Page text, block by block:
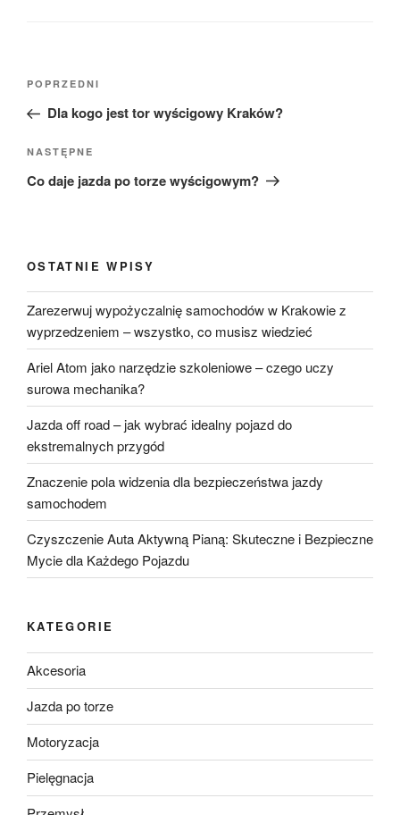
Nawigacja
Poprzedni
wpis
POPRZEDNI
Dla kogo jest tor wyścigowy Kraków?
Następny
wpis
NASTĘPNE
Co daje jazda po torze wyścigowym?
OSTATNIE WPISY
Zarezerwuj wypożyczalnię samochodów w Krakowie z
wyprzedzeniem – wszystko, co musisz wiedzieć
Ariel Atom jako narzędzie szkoleniowe – czego uczy
surowa mechanika?
Jazda off road – jak wybrać idealny pojazd do
ekstremalnych przygód
Znaczenie pola widzenia dla bezpieczeństwa jazdy
samochodem
Czyszczenie Auta Aktywną Pianą: Skuteczne i Bezpieczne
Mycie dla Każdego Pojazdu
KATEGORIE
Akcesoria
Jazda po torze
Motoryzacja
Pielęgnacja